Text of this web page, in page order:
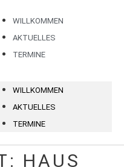
WILLKOMMEN
AKTUELLES
TERMINE
WILLKOMMEN
AKTUELLES
TERMINE
HAUS